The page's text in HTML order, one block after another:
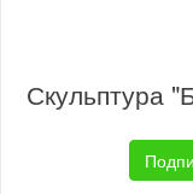
Скульптура